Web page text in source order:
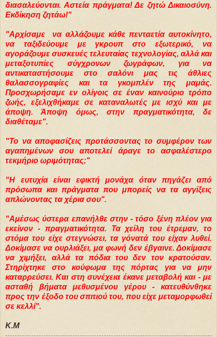
διασαλεύονται. Αστεία πράγματα! Δε ζητώ Δικαιοσύνη.
Εκδίκηση ζητάω!"
"Αρχίσαμε να αλλάζουμε κάθε πενταετία αυτοκίνητο,
να ταξιδεύουμε με γκρουπ στο εξωτερικό, να
αγοράζουμε συσκευές τελευταίας τεχνολογίας, αλλά και
μεταξοτυπίες σύγχρονων ζωγράφων, για να
αντικαταστήσουμε στο σαλόνι μας τις άθλιες
θαλασσογραφίες και τα γκομπλέν της μαμάς.
Προσχωρήσαμε εν ολίγοις σε έναν καινούριο τρόπο
ζωής, εξελιχθήκαμε σε καταναλωτές με ισχύ και με
άποψη. Άποψη όμως, στην πραγματικότητα, δε
διαθέταμε".
"Το να αποφασίζεις προτάσσοντας το συμφέρον των
αγαπημένων σου αποτελεί άραγε το ασφαλέστερο
τεκμήριο ωριμότητας;"
"Η ευτυχία είναι εφικτή μονάχα όταν πηγάζει από
πρόσωπα και πράγματα που μπορείς να τα αγγίξεις
απλώνοντας τα χέρια σου".
"Αμέσως ύστερα επανήλθε στην - τόσο ξένη πλέον για
εκείνον - πραγματικότητα. Τα χείλη του έτρεμαν, το
στόμα του είχε στεγνώσει, τα γόνατά του είχαν λυθεί.
Δοκίμασε να ουρλιάξει, μα φωνή δεν έβγαινε. Δοκίμασε
να χιμήξει, αλλά τα πόδια του δεν τον κρατούσαν.
Στηρίχτηκε στο κούφωμα της πόρτας για να μην
καταρρεύσει. Και στη συνέχεια έκανε μεταβολή και - με
ασταθή βήματα μεθυσμένου γέρου - κατευθύνθηκε
προς την έξοδο του σπιτιού του, που είχε μεταμορφωθεί
σε κελλί".
Κ.Μ